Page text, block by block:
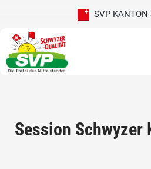
SVP KANTON
Session Schwyzer